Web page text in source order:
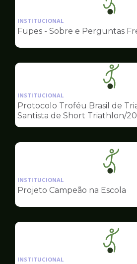
da
pagina
INSTITUCIONAL
Fupes - Sobre e Perguntas
da
pagina
de
INSTITUCIONAL
Protocolo Troféu Brasil de
Santista de Short Triathlon/
da
pagina
INSTITUCIONAL
Projeto Campeão na Escola
da
INSTITUCIONAL